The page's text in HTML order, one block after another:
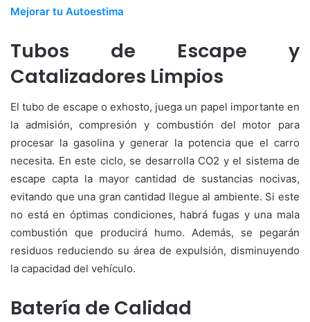
Mejorar tu Autoestima
Tubos de Escape y
Catalizadores Limpios
El tubo de escape o exhosto, juega un papel importante en
la admisión, compresión y combustión del motor para
procesar la gasolina y generar la potencia que el carro
necesita. En este ciclo, se desarrolla CO2 y el sistema de
escape capta la mayor cantidad de sustancias nocivas,
evitando que una gran cantidad llegue al ambiente. Si este
no está en óptimas condiciones, habrá fugas y una mala
combustión que producirá humo. Además, se pegarán
residuos reduciendo su área de expulsión, disminuyendo
la capacidad del vehículo.
Batería de Calidad